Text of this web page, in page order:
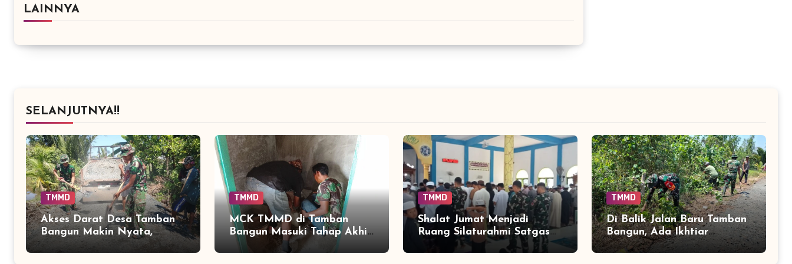
LAINNYA
SELANJUTNYA!!
TMMD
Akses Darat Desa Tamban
Bangun Makin Nyata,
Peningkatan Jalan TMMD
Sentuh 90 Persen
TMMD
MCK TMMD di Tamban
Bangun Masuki Tahap Akhir,
Warga Segera Nikmati
Fasilitas Sanitasi yang
TMMD
Shalat Jumat Menjadi
Ruang Silaturahmi Satgas
TMMD dengan Warga
Tamban Bangun
TMMD
Di Balik Jalan Baru Tamban
Bangun, Ada Ikhtiar
Menjaga Aliran Sungai
Tetap Hidup